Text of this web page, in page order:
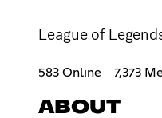
League of
583 Online 7,373
ABOUT